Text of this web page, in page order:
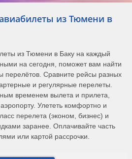
из Тюмени в
из Тюмени в Баку на каждый
на сегодня, поможет вам найти
перелётов. Сравните рейсы разных
и регулярные перелеты.
временем вылета и прилета,
Улететь комфортно и
перелета (эконом, бизнес) и
заранее. Оплачивайте часть
или картой рассрочки.